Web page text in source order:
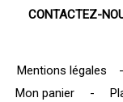
CONTACTEZ-
Mentions légales -
Mon panier
-